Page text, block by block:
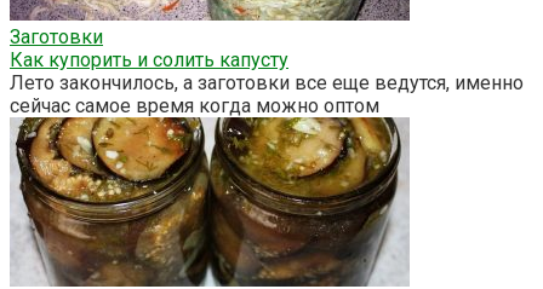
Заготовки
Как купорить и солить капусту
Лето закончилось, а заготовки все еще ведутся, именно
сейчас самое время когда можно оптом